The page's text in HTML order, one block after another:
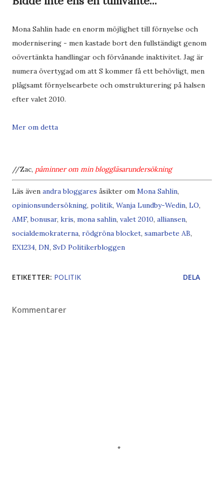
Mona Sahlin hade en enorm möjlighet till förnyelse och
modernisering - men kastade bort den fullständigt genom
oövertänkta handlingar och förvånande inaktivitet. Jag är
numera övertygad om att S kommer få ett behövligt, men
plågsamt förnyelsearbete och omstrukturering på halsen
efter valet 2010.
Mer om detta
//Zac, påminner om min bloggläsarundersökning
Läs även andra bloggares åsikter om Mona Sahlin,
opinionsundersökning, politik, Wanja Lundby-Wedin, LO,
AMF,bonusar, kris, mona sahlin, valet 2010, alliansen,
socialdemokraterna, rödgröna blocket, samarbete AB,
EX1234, DN, SvD Politikerbloggen
ETIKETTER: POLITIK DELA
Kommentarer